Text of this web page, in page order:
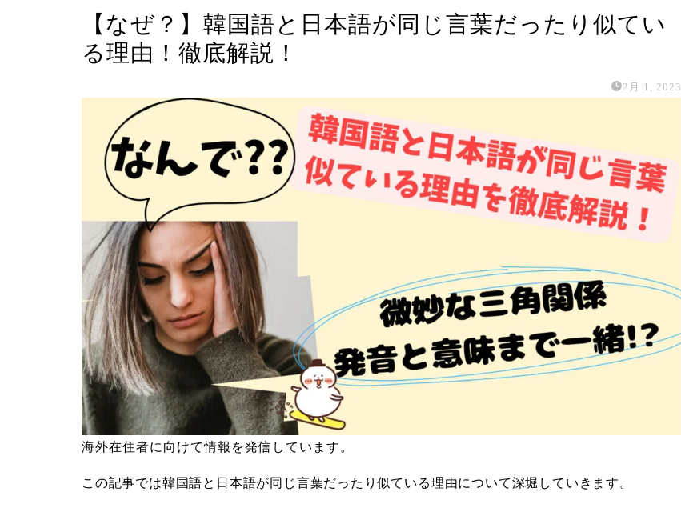
【なぜ？】韓国語と日本語が同じ言葉だったり似てい
る理由！徹底解説！
2月 1, 2023
海外在住者に向けて情報を発信しています。
この記事では韓国語と日本語が同じ言葉だったり似ている理由について深堀していきます。